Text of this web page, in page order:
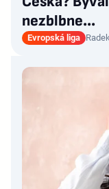
nezblbne...
Evropská liga